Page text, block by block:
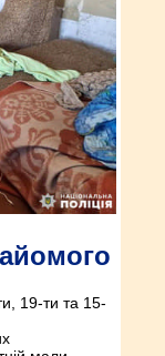
19-ти та 15-